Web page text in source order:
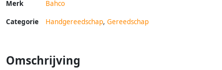
Merk Bahco
Categorie Handgereedschap, Gereedschap
Omschrijving